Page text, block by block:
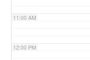
11:00 AM
12:00 PM